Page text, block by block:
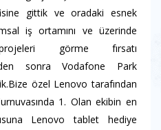
gittik ve oradaki esnek
iş ortamını ve üzerinde
görme fırsatı
sonra Vodafone Park
özel Lenovo tarafından
1. Olan ekibin en
Lenovo tablet hediye